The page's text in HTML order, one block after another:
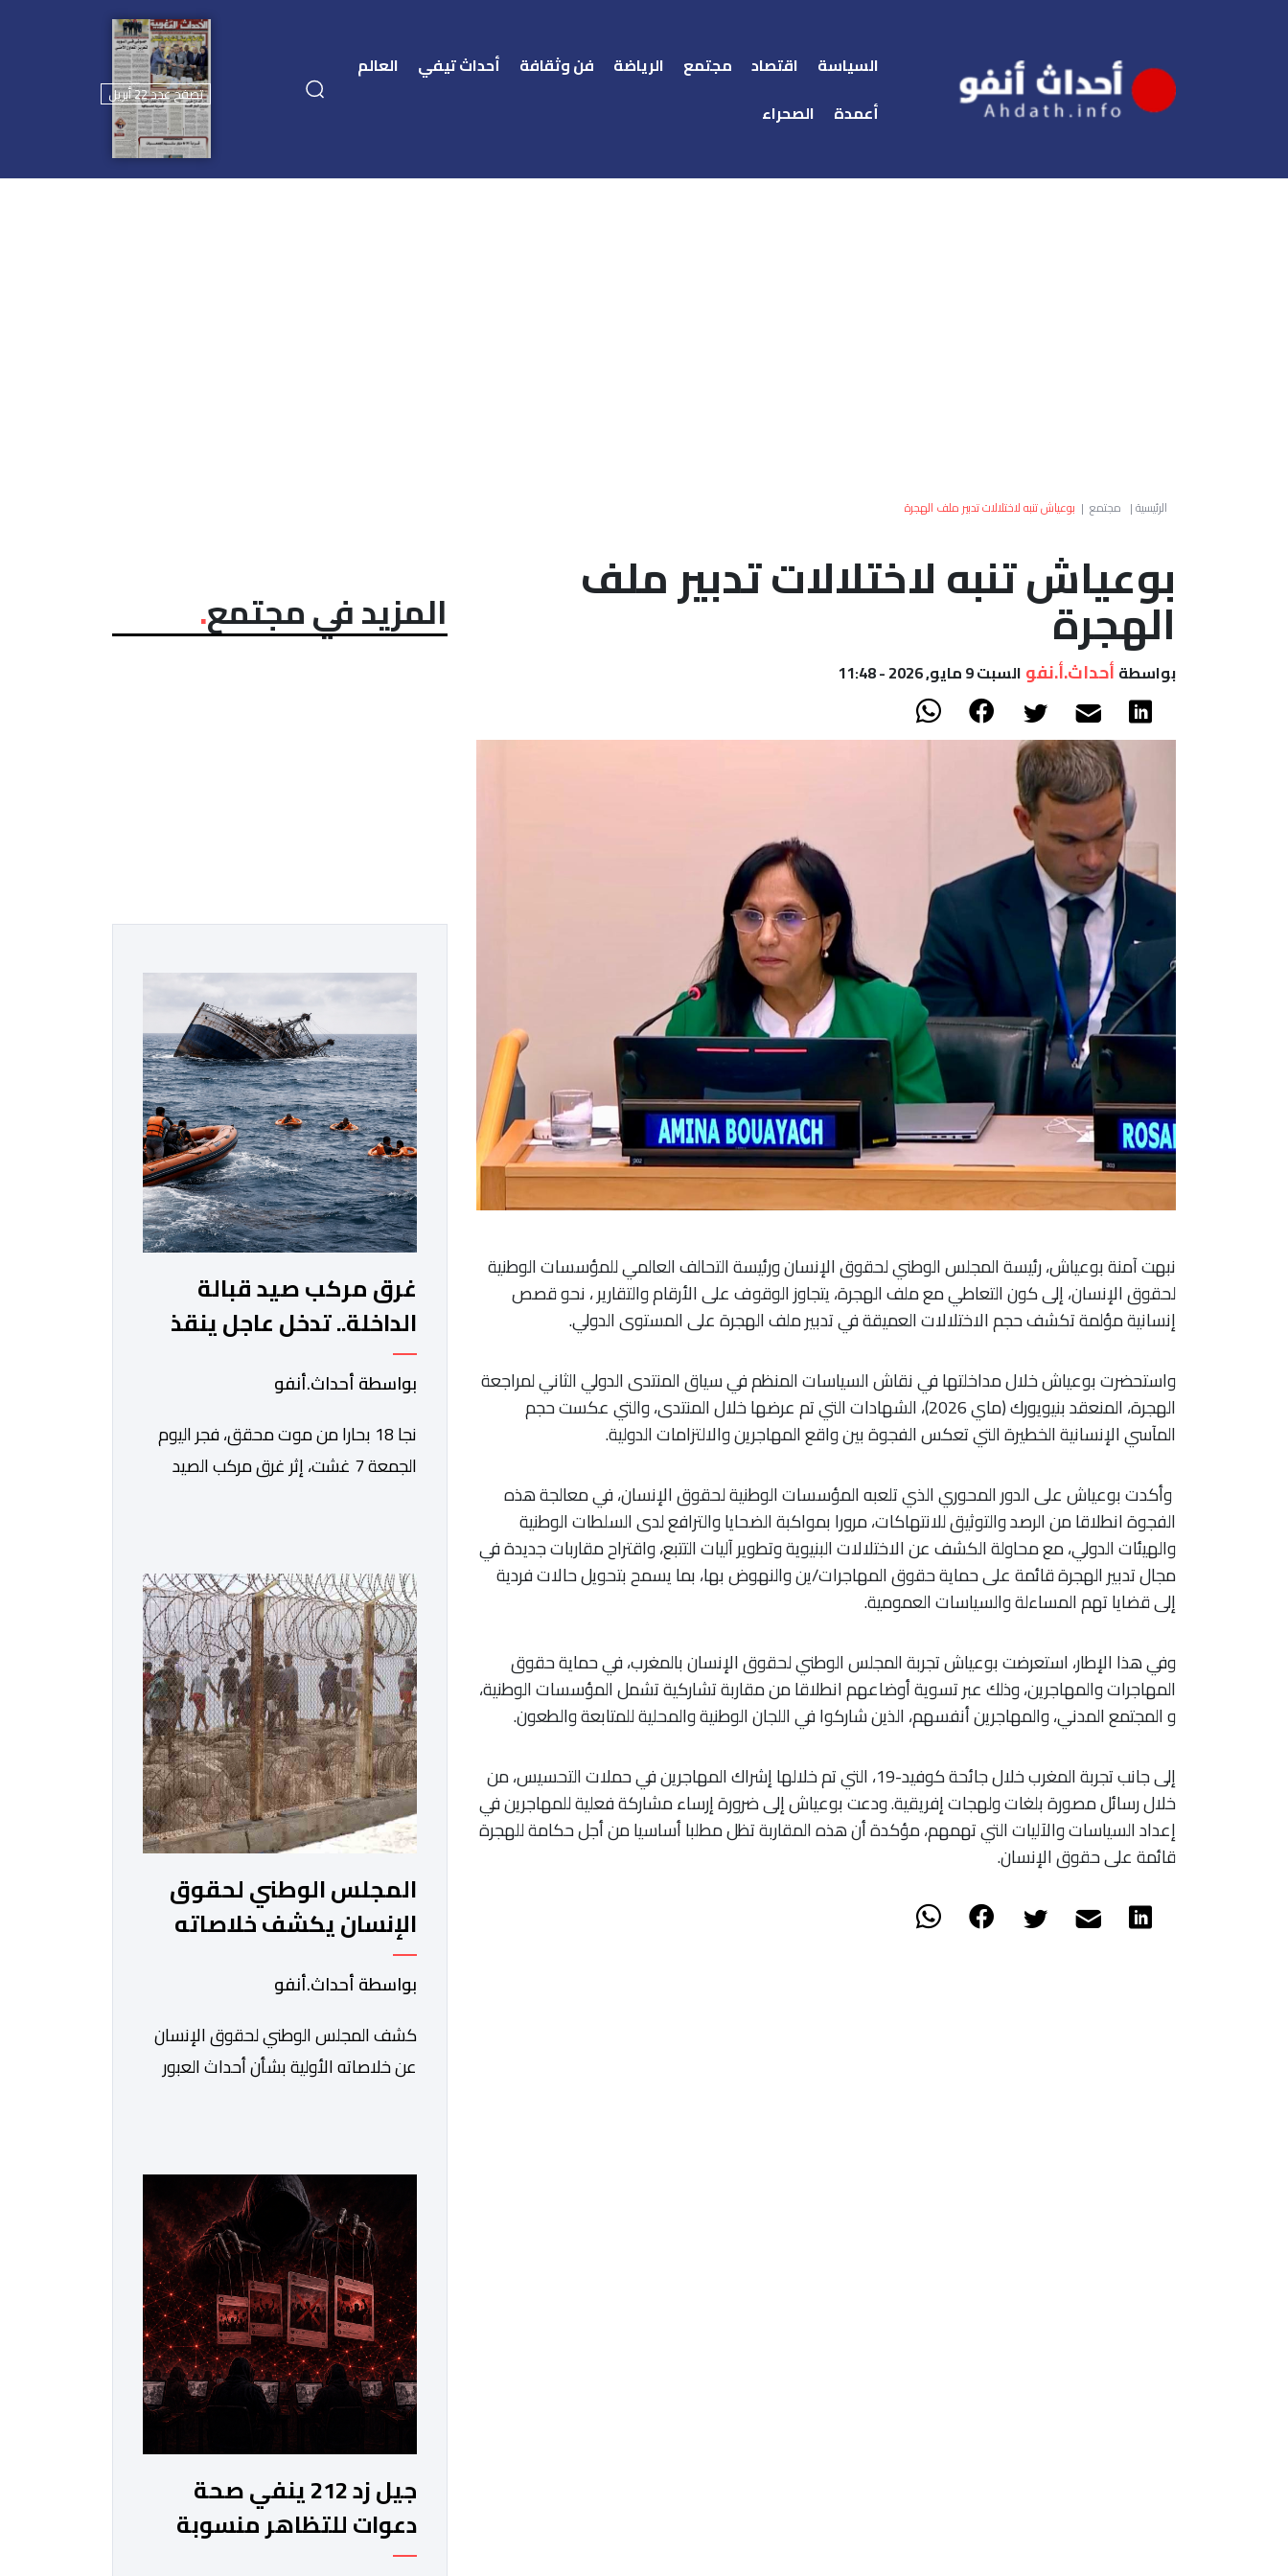
السياسة اقتصاد مجتمع الرياضة فن وثقافة أحداث تيفي
العالم
أعمدة
الصحراء
تصفح عدد 22 أبريل
الرئيسية| مجتمع | بوعياش تنبه لاختلالات تدبير ملف الهجرة
بوعياش تنبه لاختلالات تدبير ملف
الهجرة
بواسطة أحداث.أ.نفو السبت 9 مايو, 2026 - 11:48
نبهت آمنة بوعياش، رئيسة المجلس الوطني لحقوق الإنسان ورئيسة التحالف العالمي للمؤسسات الوطنية
لحقوق الإنسان، إلى كون التعاطي مع ملف الهجرة، يتجاوز الوقوف على الأرقام والتقارير ، نحو قصص
إنسانية مؤلمة تكشف حجم الاختلالات العميقة في تدبير ملف الهجرة على المستوى الدولي.
واستحضرت بوعياش خلال مداخلتها في نقاش السياسات المنظم في سياق المنتدى الدولي الثاني لمراجعة
الهجرة، المنعقد بنيويورك (ماي 2026)، الشهادات التي تم عرضها خلال المنتدى، والتي عكست حجم
المآسي الإنسانية الخطيرة التي تعكس الفجوة بين واقع المهاجرين والالتزامات الدولية.
وأكدت بوعياش على الدور المحوري الذي تلعبه المؤسسات الوطنية لحقوق الإنسان، في معالجة هذه
الفجوة انطلاقا من الرصد والتوثيق للانتهاكات، مرورا بمواكبة الضحايا والترافع لدى السلطات الوطنية
والهيئات الدولي، مع محاولة الكشف عن الاختلالات البنيوية وتطوير آليات التتبع، واقتراح مقاربات جديدة في
مجال تدبير الهجرة قائمة على حماية حقوق المهاجرات/ين والنهوض بها، بما يسمح بتحويل حالات فردية
إلى قضايا تهم المساءلة والسياسات العمومية.
وفي هذا الإطار، استعرضت بوعياش تجربة المجلس الوطني لحقوق الإنسان بالمغرب، في حماية حقوق
المهاجرات والمهاجرين، وذلك عبر تسوية أوضاعهم انطلاقا من مقاربة تشاركية تشمل المؤسسات الوطنية،
و المجتمع المدني، والمهاجرين أنفسهم، الذين شاركوا في اللجان الوطنية والمحلية للمتابعة والطعون.
إلى جانب تجربة المغرب خلال جائحة كوفيد-19، التي تم خلالها إشراك المهاجرين في حملات التحسيس، من
خلال رسائل مصورة بلغات ولهجات إفريقية. ودعت بوعياش إلى ضرورة إرساء مشاركة فعلية للمهاجرين في
إعداد السياسات والآليات التي تهمهم، مؤكدة أن هذه المقاربة تظل مطلبا أساسيا من أجل حكامة للهجرة
قائمة على حقوق الإنسان.
المزيد في مجتمع
غرق مركب صيد قبالة
الداخلة.. تدخل عاجل ينقذ
18 بحارا من الموت
بواسطة أحداث.أنفو
نجا 18 بحارا من موت محقق، فجر اليوم
الجمعة 7 غشت، إثر غرق مركب الصيد
كميات كبيرة من المياه إلى داخل المركب
أثناء مزاولته نشاط الصيد البحري، قبل أن
تتفاقم الوضعية وينتهي الأمر بغرقه، ما
استنفر عدداً من مراكب […]
المجلس الوطني لحقوق
الإنسان يكشف خلاصاته
الأولية بشأن أحداث العبور
إلى سبتة ومليلية
بواسطة أحداث.أنفو
كشف المجلس الوطني لحقوق الإنسان
عن خلاصاته الأولية بشأن أحداث العبور
الحق في الحياة والسلامة الجسدية
وحقوق الأطفال والحقوق المرتبطة
بالهجرة. وأوضح المجلس، في بلاغ له، أنه
اعتمد في تتبعه للأحداث على الرصد
الميداني والرقمي والاستماع إلى
شهادات عدد […]
جيل زد 212 ينفي صحة
دعوات للتظاهر منسوبة
إليه ويحذر من منشورات